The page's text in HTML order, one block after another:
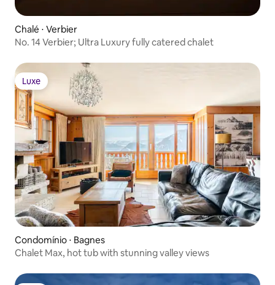
Chalé ⋅ Verbier
No. 14 Verbier; Ultra Luxury fully catered chalet
Luxe
Luxe
Condomínio ⋅ Bagnes
Chalet Max, hot tub with stunning valley views